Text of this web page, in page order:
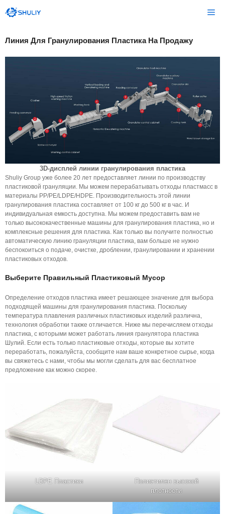
Линия Для Гранулирования Пластика На Продажу
3D-дисплей линии гранулирования пластика
Shuliy Group уже более 20 лет предоставляет линии по производству
пластиковой грануляции. Мы можем перерабатывать отходы пластмасс в
материалы PP/PE/LDPE/HDPE. Производительность этой линии
гранулирования пластика составляет от 100 кг до 500 кг в час. И
индивидуальная емкость доступна. Мы можем предоставить вам не
только высококачественные машины для гранулирования пластика, но и
комплексные решения для пластика. Как только вы получите полностью
автоматическую линию грануляции пластика, вам больше не нужно
беспокоиться о подаче, очистке, дроблении, гранулировании и хранении
пластиковых отходов.
Выберите Правильный Пластиковый Мусор
Определение отходов пластика имеет решающее значение для выбора
подходящей машины для гранулирования пластика. Поскольку
температура плавления различных пластиковых изделий различна,
технология обработки также отличается. Ниже мы перечисляем отходы
пластика, с которыми может работать линия гранулятора пластика
Шулий. Если есть только пластиковые отходы, которые вы хотите
переработать, пожалуйста, сообщите нам ваше конкретное сырье, когда
вы свяжетесь с нами, чтобы мы могли сделать для вас бесплатное
предложение как можно скорее.
LDPE Пластики
Полиэтилен высокой
плотности